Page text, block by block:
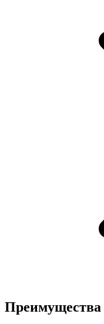
Преимущества